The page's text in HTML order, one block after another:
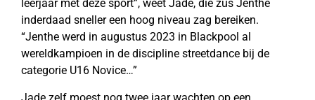
leerjaar met deze sport”, weet Jade, die zus Jenthe
inderdaad sneller een hoog niveau zag bereiken.
“Jenthe werd in augustus 2023 in Blackpool al
wereldkampioen in de discipline streetdance bij de
categorie U16 Novice…”
Jade zelf moest nog twee jaar wachten op een